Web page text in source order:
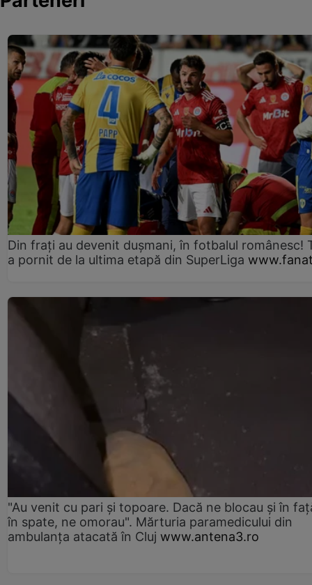
Din frați au devenit dușmani, în fotbalul românesc!
a pornit de la ultima etapă din SuperLiga
"Au venit cu pari și topoare. Dacă ne blocau şi în
în spate, ne omorau". Mărturia paramedicului din
ambulanţa atacată în Cluj www.antena3.ro